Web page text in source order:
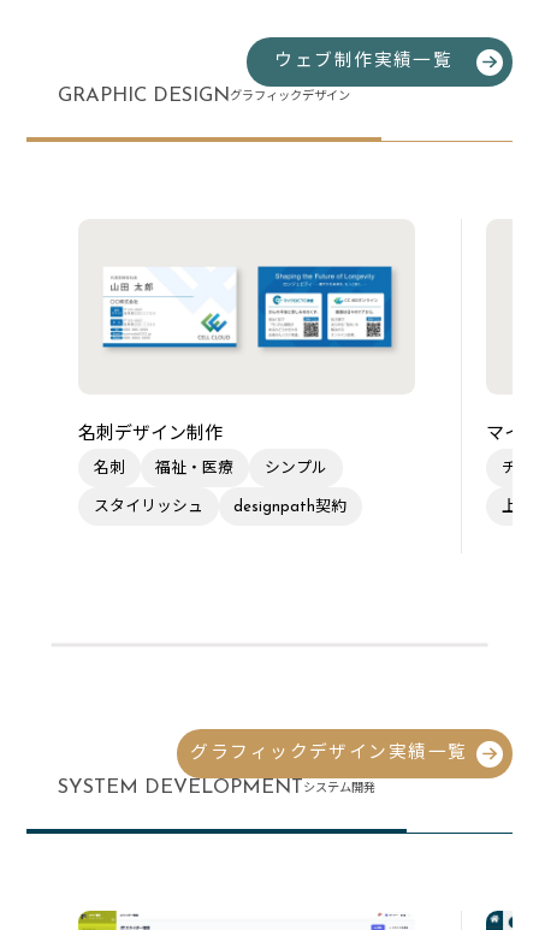
ウェブ制作実績一覧
GRAPHIC DESIGN グラフィックデザイン
名刺デザイン制作
名刺 福祉・医療 シンプル
スタイリッシュ designpath契約
マイ
チラ
上品
グラフィックデザイン実績一覧
SYSTEM DEVELOPMENT システム開発